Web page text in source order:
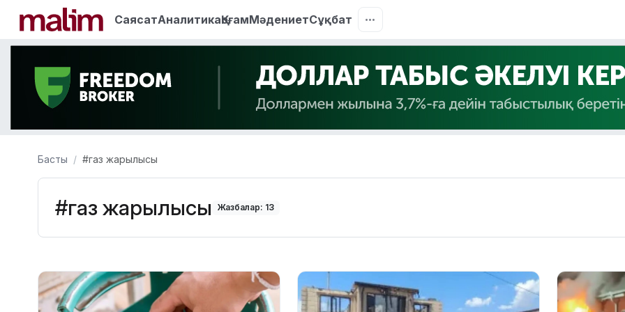
СаясатАналитикаҚоғамМәдениетСұқбат
Басты #газ жарылысы
#газ жарылысы Жазбалар: 13